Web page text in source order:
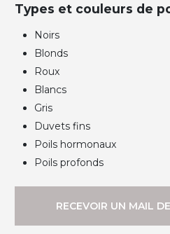
Types et couleurs de
Noirs
Blonds
Roux
Blancs
Gris
Duvets fins
Poils hormonaux
Poils profonds
RECEVOIR UN MAIL